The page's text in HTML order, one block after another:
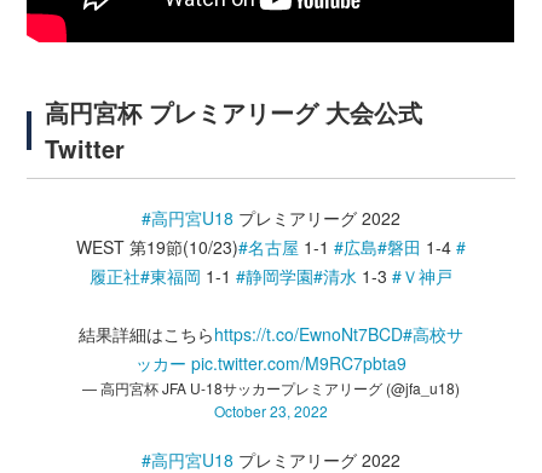
高円宮杯 プレミアリーグ 大会公式
Twitter
#高円宮U18 プレミアリーグ 2022
WEST 第19節(10/23)#名古屋 1-1 #広島#磐田 1-4 #
履正社#東福岡 1-1 #静岡学園#清水 1-3 #Ｖ神戸
結果詳細はこちらhttps://t.co/EwnoNt7BCD#高校サ
ッカー pic.twitter.com/M9RC7pbta9
— 高円宮杯 JFA U-18サッカープレミアリーグ (@jfa_u18)
October 23, 2022
#高円宮U18 プレミアリーグ 2022